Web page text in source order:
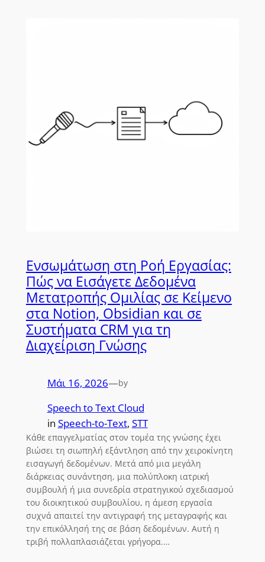
Ενσωμάτωση στη Ροή Εργασίας:
Πώς να Εισάγετε Δεδομένα
Μετατροπής Ομιλίας σε Κείμενο
στα Notion, Obsidian και σε
Συστήματα CRM για τη
Διαχείριση Γνώσης
Μάι 16, 2026—by
Speech to Text Cloud
in Speech-to-Text, STT
Κάθε επαγγελματίας στον τομέα της γνώσης έχει
βιώσει τη σιωπηλή εξάντληση από την χειροκίνητη
εισαγωγή δεδομένων. Μετά από μια μεγάλη
διάρκειας συνάντηση, μια πολύπλοκη ιατρική
συμβουλή ή μια συνεδρία στρατηγικού σχεδιασμού
του διοικητικού συμβουλίου, η άμεση εργασία
συχνά απαιτεί την αντιγραφή της μεταγραφής και
την επικόλλησή της σε βάση δεδομένων. Αυτή η
τριβή πολλαπλασιάζεται γρήγορα.…